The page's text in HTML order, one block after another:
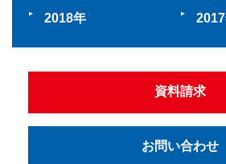
2018
2017
資料請求
お問い合わせ